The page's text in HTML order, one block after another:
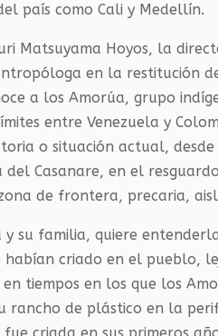
país como Cali y Medellín.
Matsuyama Hoyos, la
en la restitución
a los Amorúa, grupo
entre Venezuela y
o situación actual,
Casanare, en el
de frontera, precaria,
su familia, quiere
criado en el pueblo,
tiempos en los que los
rancho de plástico en la